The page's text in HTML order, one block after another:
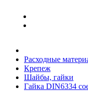
Хозяйственные
Расходные
Крепеж
Шайбы, гайки
Гайка DIN6334